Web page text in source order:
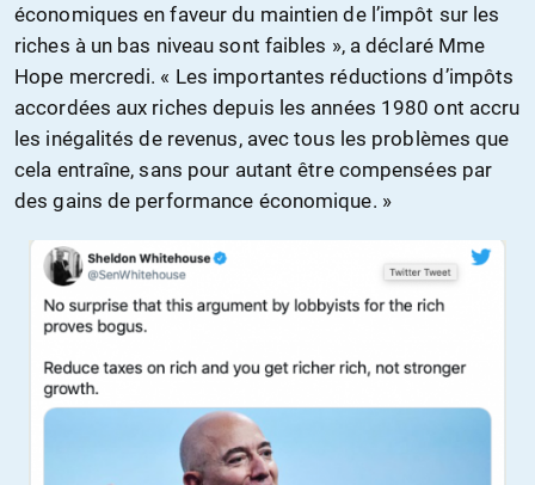
économiques en faveur du maintien de l’impôt sur les
riches à un bas niveau sont faibles », a déclaré Mme
Hope mercredi. « Les importantes réductions d’impôts
accordées aux riches depuis les années 1980 ont accru
les inégalités de revenus, avec tous les problèmes que
cela entraîne, sans pour autant être compensées par
des gains de performance économique. »